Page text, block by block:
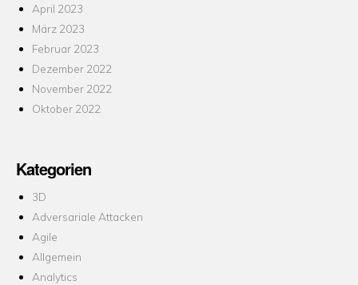
April 2023
März 2023
Februar 2023
Dezember 2022
November 2022
Oktober 2022
Kategorien
3D
Adversariale Attacken
Agile
Allgemein
Analytics